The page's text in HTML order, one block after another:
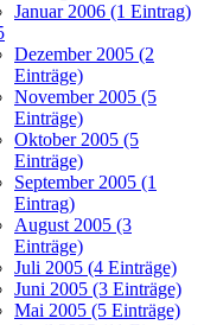
Januar 2006 (1 Eintrag)
Dezember 2005 (2
Einträge)
November 2005 (5
Einträge)
Oktober 2005 (5
Einträge)
September 2005 (1
Eintrag)
August 2005 (3
Einträge)
Juli 2005 (4 Einträge)
Juni 2005 (3 Einträge)
Mai 2005 (5 Einträge)